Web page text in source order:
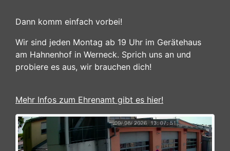
Dann komm einfach vorbei!
Wir sind jeden Montag ab 19 Uhr im Gerätehaus
am Hahnenhof in Werneck. Sprich uns an und
probiere es aus, wir brauchen dich!
Mehr Infos zum Ehrenamt gibt es hier!